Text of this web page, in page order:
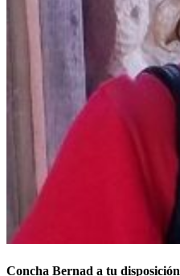
Concha Bernad a tu disposición